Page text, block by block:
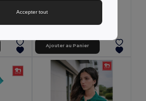
T-shirt pour femme
Ajouter au Panier
Accepter tout